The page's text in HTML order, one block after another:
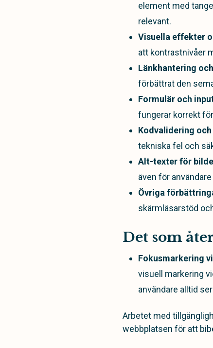
element med
relevant.
Visuella effekter
att kontrastnivåer
Länkhantering
förbättrat den
Formulär och
fungerar korrekt
Kodvalidering
tekniska fel och
Alt-texter för
även för
Övriga
skärmläsarstöd
Det som
Fokusmarkering
visuell markering
användare alltid
Arbetet med
webbplatsen för att